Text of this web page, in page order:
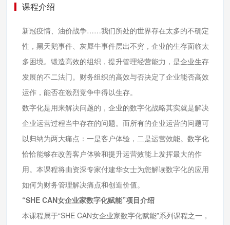
课程介绍
新冠疫情、油价战争……我们所处的世界存在太多的不确定
性，黑天鹅事件、灰犀牛事件层出不穷，企业的生存面临太
多困境。锻造高效的组织，提升管理经营能力，是企业生存
发展的不二法门。财务组织的高效与否决定了企业能否高效
运作，能否在激烈竞争中得以生存。
数字化是用来解决问题的，企业的数字化战略其实就是解决
企业运营过程当中存在的问题。而所有的企业运营的问题可
以归纳为两大痛点：一是客户体验，二是运营效能。数字化
恰恰能够在改善客户体验和提升运营效能上发挥最大的作
用。本课程将由资深专家付建华女士为您解读数字化的应用
如何为财务管理解决痛点和创造价值。
“SHE CAN女企业家数字化赋能”项目介绍
本课程属于“SHE CAN女企业家数字化赋能”系列课程之一，